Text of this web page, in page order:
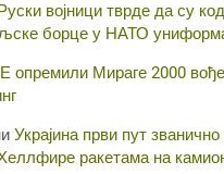
војници тврде да су
борце у НАТО
опремили Мираге 2000
Украјина први пут
ракетама на